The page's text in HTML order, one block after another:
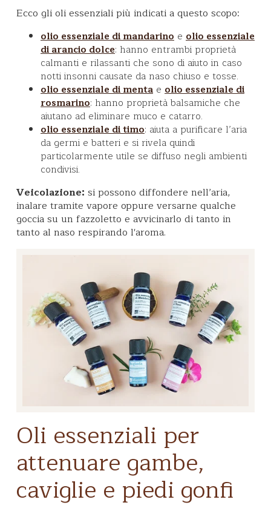
Ecco gli oli essenziali più indicati a questo scopo:
olio essenziale di mandarino e olio essenziale
di arancio dolce: hanno entrambi proprietà
calmanti e rilassanti che sono di aiuto in caso
notti insonni causate da naso chiuso e tosse.
olio essenziale di menta e olio essenziale di
rosmarino: hanno proprietà balsamiche che
aiutano ad eliminare muco e catarro.
olio essenziale di timo: aiuta a purificare l’aria
da germi e batteri e si rivela quindi
particolarmente utile se diffuso negli ambienti
condivisi.
Veicolazione: si possono diffondere nell’aria,
inalare tramite vapore oppure versarne qualche
goccia su un fazzoletto e avvicinarlo di tanto in
tanto al naso respirando l'aroma.
Oli essenziali per
attenuare gambe,
caviglie e piedi gonfi